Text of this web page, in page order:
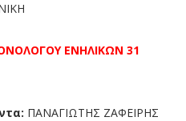
ΕΝΗΛΙΚΩΝ 31
ΠΑΝΑΓΙΩΤΗΣ ΖΑΦΕΙΡΗΣ